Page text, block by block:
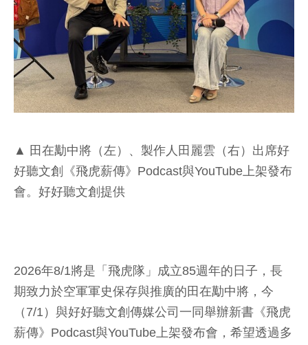
▲ 田在勱中將（左）、製作人田麗雲（右）出席好
好聽文創《飛虎薪傳》Podcast與YouTube上架發布
會。好好聽文創提供
2026年8/1將是「飛虎隊」成立85週年的日子，長
期致力於空軍軍史保存與推廣的田在勱中將，今
（7/1）與好好聽文創傳媒公司一同舉辦新書《飛虎
薪傳》Podcast與YouTube上架發布會，希望透過多